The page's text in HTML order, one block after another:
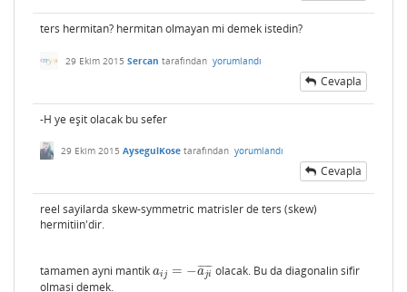
ters hermitan? hermitan olmayan mi demek istedin?
29 Ekim 2015 Sercan tarafından yorumlandı
Cevapla
-H ye eşit olacak bu sefer
29 Ekim 2015 AysegulKose tarafından yorumlandı
Cevapla
reel sayilarda skew-symmetric matrisler de ters (skew)
hermitiin'dir.
tamamen ayni mantik ai j = −aji
¯ ¯
¯¯¯¯
aij= −a i¯
olacak. Bu da diagonalin sifir
olmasi demek.